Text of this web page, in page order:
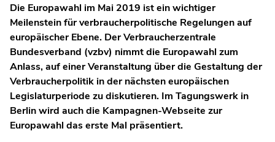
Die Europawahl im Mai 2019 ist ein wichtiger
Meilenstein für verbraucherpolitische Regelungen auf
europäischer Ebene. Der Verbraucherzentrale
Bundesverband (vzbv) nimmt die Europawahl zum
Anlass, auf einer Veranstaltung über die Gestaltung der
Verbraucherpolitik in der nächsten europäischen
Legislaturperiode zu diskutieren. Im Tagungswerk in
Berlin wird auch die Kampagnen-Webseite zur
Europawahl das erste Mal präsentiert.